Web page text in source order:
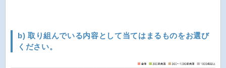
b) 取り組んでいる内容として当てはまるものをお選び
ください。